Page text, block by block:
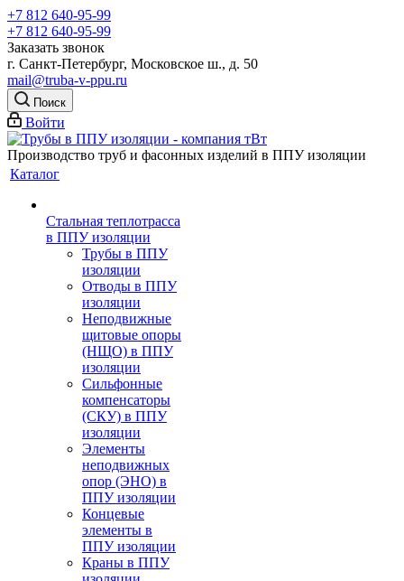
+7 812 640-95-99
+7 812 640-95-99
Заказать звонок
г. Санкт-Петербург, Московское ш., д. 50
mail@truba-v-ppu.ru
Поиск
Войти
Производство труб и фасонных изделий в ППУ изоляции
Каталог
Стальная теплотрасса
в ППУ изоляции
Трубы в ППУ
изоляции
Отводы в ППУ
изоляции
Неподвижные
щитовые опоры
(НЩО) в ППУ
изоляции
Cильфонные
компенсаторы
(СКУ) в ППУ
изоляции
Элементы
неподвижных
опор (ЭНО) в
ППУ изоляции
Концевые
элементы в
ППУ изоляции
Краны в ППУ